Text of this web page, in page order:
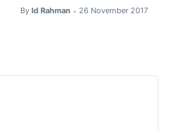
By Id Rahman • 26 November 2017